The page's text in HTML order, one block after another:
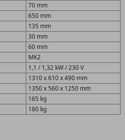
70 mm
650 mm
135 mm
30 mm
60 mm
MK2
1,1 / 1,32 kW / 230 V
1310 x 610 x 490 mm
1350 x 560 x 1250 mm
165 kg
180 kg